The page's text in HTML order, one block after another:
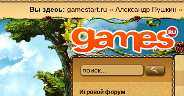
Вы здесь: gamestart.ru » Александр Пушкин »
Игровой форум